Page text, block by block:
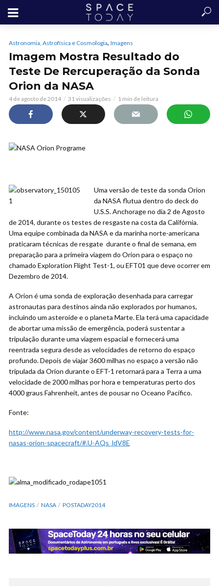
Astronomia, Astrofísica e Cosmologia, Imagens
Imagem Mostra Resultado do
Teste De Rercuperação da Sonda
Orion da NASA
4 de agosto de 2014 31 visualizações 1 min de leitura
Uma versão de teste da sonda Orion
da NASA flutua dentro do deck do
U.S.S. Anchorage no dia 2 de Agosto
de 2014, durante os testes de resgaste na costa da Califórnia.
Uma equipe combinada da NASA e da marinha norte-americana
praticaram técnicas de resgate durante o final de semana, em
preparação para a primeira viagem do Orion para o espaço no
chamado Exploration Flight Test-1, ou EFT01 que deve ocorrer em
Dezembro de 2014.
A Orion é uma sonda de exploração desenhada para carregar
astronautas para destinos ainda não explorados por humanos,
incluindo um asteroide e o planeta Marte. Ela terá uma capacidade
de abortar uma missão de emergência, poderá sustentar a
tripulação durante uma viagem espacial e fornecerá uma
reentrada segura desde as velocidades de retorno do espaço
profundo. Depois de viajar 3600 milhas no espaço a versão não
tripulada da Orion durante o EFT-1 retornará para a Terra a uma
velocidade de 2000 milhas por hora e temperaturas perto dos
4000 graus Fahrenheit, antes de pousar no Oceano Pacífico.
Fonte:
http://www.nasa.gov/content/underway-recovery-tests-for-
nasas-orion-spacecraft/#.U-AQs_ldV8E
IMAGENS NASA POSTADAY2014